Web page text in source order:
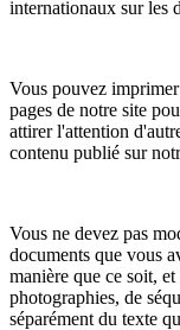
internationaux sur les
Vous pouvez
pages de notre site
attirer l'attention
contenu publié sur
Vous ne devez pas
documents que vous
manière que ce soit,
photographies, de
séparément du texte